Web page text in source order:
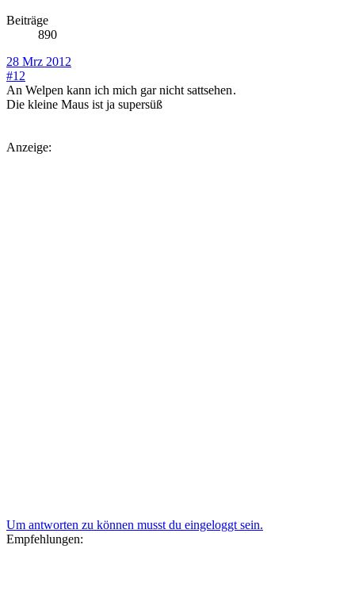
Beiträge
890
28 Mrz 2012
#12
An Welpen kann ich mich gar nicht sattsehen.
Die kleine Maus ist ja supersüß
Anzeige:
Um antworten zu können musst du eingeloggt sein.
Empfehlungen: